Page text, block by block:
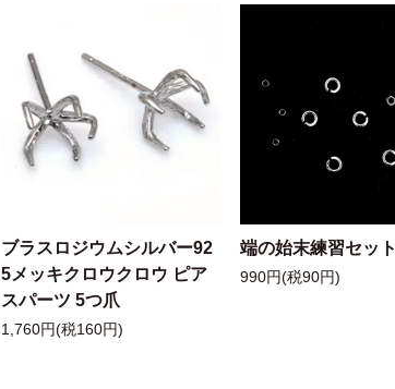
ブラスロジウムシルバー92
5メッキクロウクロウ ピア
スパーツ 5つ爪
1,760円(税160円)
端の始末練習セット
990円(税90円)